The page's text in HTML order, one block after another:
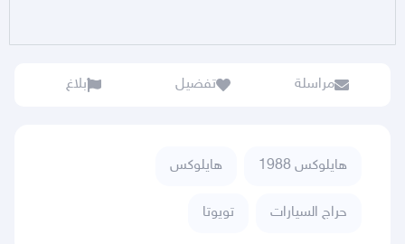
مراسلة تفضيل بلاغ
هايلوكس 1988 هايلوكس
حراج السيارات تويوتا